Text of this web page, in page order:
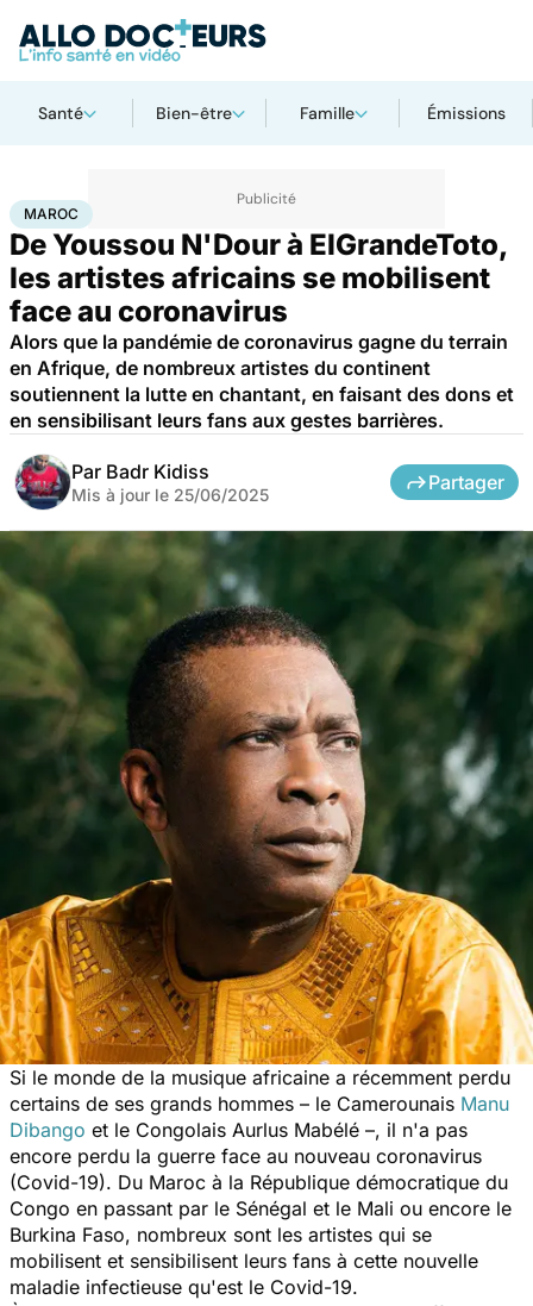
Santé Bien-être Famille Émissions
AccueilSanté
MAROC
De Youssou N'Dour à ElGrandeToto,
les artistes africains se mobilisent
face au coronavirus
Alors que la pandémie de coronavirus gagne du terrain
en Afrique, de nombreux artistes du continent
soutiennent la lutte en chantant, en faisant des dons et
en sensibilisant leurs fans aux gestes barrières.
Par Badr Kidiss
Mis à jour le 25/06/2025
Partager
Si le monde de la musique africaine a récemment perdu
certains de ses grands hommes – le Camerounais Manu
Dibango et le Congolais Aurlus Mabélé –, il n'a pas
encore perdu la guerre face au nouveau coronavirus
(Covid-19). Du Maroc à la République démocratique du
Congo en passant par le Sénégal et le Mali ou encore le
Burkina Faso, nombreux sont les artistes qui se
mobilisent et sensibilisent leurs fans à cette nouvelle
maladie infectieuse qu'est le Covid-19.